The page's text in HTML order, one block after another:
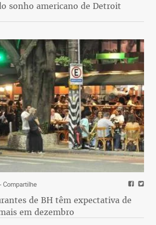
sonho americano de Detroit
- Compartilhe
de BH têm expectativa de
em dezembro